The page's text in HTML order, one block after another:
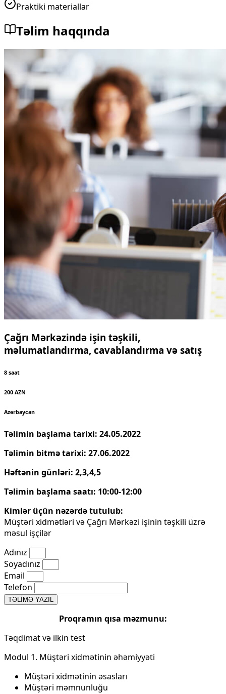
Praktiki materiallar
Təlim haqqında
Çağrı Mərkəzində işin təşkili,
məlumatlandırma, cavablandırma və satış
8 saat
200 AZN
Azərbaycan
Təlimin başlama tarixi: 24.05.2022
Təlimin bitmə tarixi: 27.06.2022
Həftənin günləri: 2,3,4,5
Təlimin başlama saatı: 10:00-12:00
Kimlər üçün nəzərdə tutulub:
Müştəri xidmətləri və Çağrı Mərkəzi işinin təşkili üzrə
məsul işçilər
Adınız
Soyadınız
Email
Telefon
TƏLİMƏ YAZIL
Proqramın qısa məzmunu:
Təqdimat və ilkin test
Modul 1. Müştəri xidmətinin əhəmiyyəti
Müştəri xidmətinin əsasları
Müştəri məmnunluğu